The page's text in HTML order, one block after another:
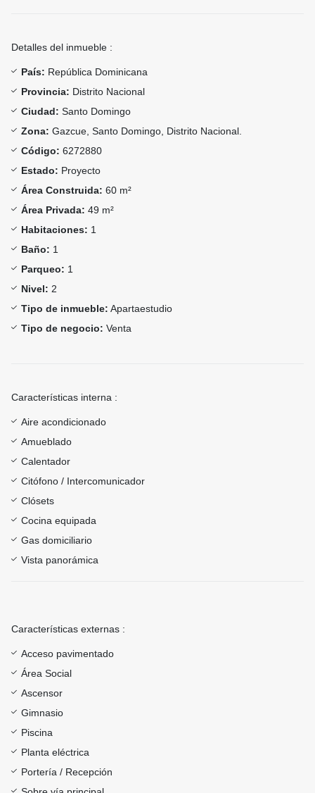
Detalles del inmueble :
País: República Dominicana
Provincia: Distrito Nacional
Ciudad: Santo Domingo
Zona: Gazcue, Santo Domingo, Distrito Nacional.
Código: 6272880
Estado: Proyecto
Área Construida: 60 m²
Área Privada: 49 m²
Habitaciones: 1
Baño: 1
Parqueo: 1
Nivel: 2
Tipo de inmueble: Apartaestudio
Tipo de negocio: Venta
Características interna :
Aire acondicionado
Amueblado
Calentador
Citófono / Intercomunicador
Clósets
Cocina equipada
Gas domiciliario
Vista panorámica
Características externas :
Acceso pavimentado
Área Social
Ascensor
Gimnasio
Piscina
Planta eléctrica
Portería / Recepción